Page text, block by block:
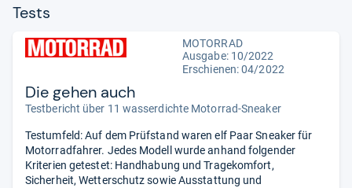
Tests
MOTORRAD
Ausgabe: 10/2022
Erschienen: 04/2022
Die gehen auch
Testbericht über 11 wasserdichte Motorrad-Sneaker
Testumfeld: Auf dem Prüfstand waren elf Paar Sneaker für
Motorradfahrer. Jedes Modell wurde anhand folgender
Kriterien getestet: Handhabung und Tragekomfort,
Sicherheit, Wetterschutz sowie Ausstattung und